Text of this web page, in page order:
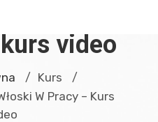
video
/ Kurs /
W Pracy – Kurs